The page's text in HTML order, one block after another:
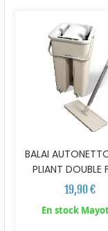
BALAI
PLIANT DOUBLE
19,90 €
En stock